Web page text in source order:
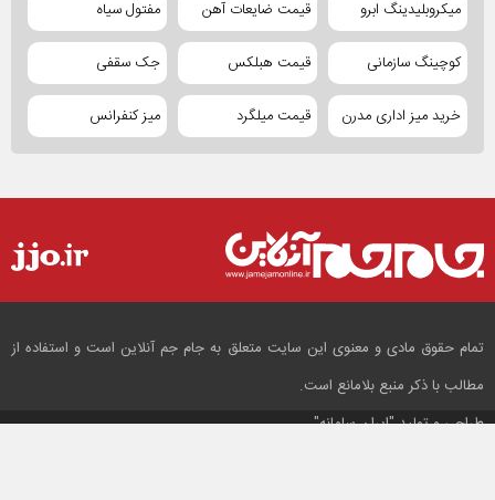
میکروبلیدینگ ابرو قیمت ضایعات آهن مفتول سیاه
کوچینگ سازمانی قیمت هبلکس جک سقفی
خرید میز اداری مدرن قیمت میلگرد میز کنفرانس
تمام حقوق مادی و معنوی این سایت متعلق به جام جم آنلاین است و استفاده از
مطالب با ذکر منبع بلامانع است.
طراحی و تولید"ایران سامانه"